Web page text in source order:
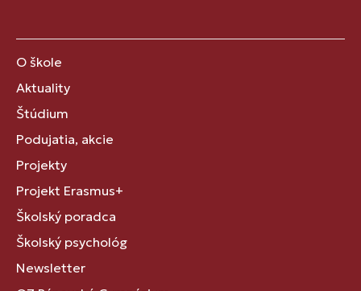
O škole
Aktuality
Štúdium
Podujatia, akcie
Projekty
Projekt Erasmus+
Školský poradca
Školský psychológ
Newsletter